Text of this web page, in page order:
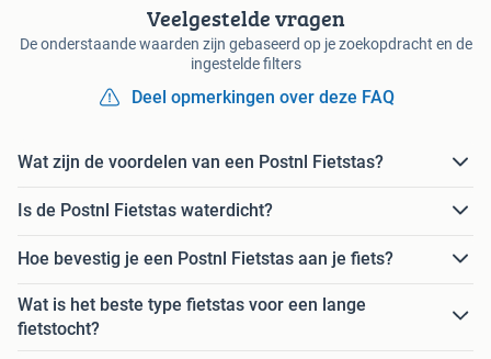
Veelgestelde vragen
De onderstaande waarden zijn gebaseerd op je zoekopdracht en de
ingestelde filters
Deel opmerkingen over deze FAQ
Wat zijn de voordelen van een Postnl Fietstas?
Is de Postnl Fietstas waterdicht?
Hoe bevestig je een Postnl Fietstas aan je fiets?
Wat is het beste type fietstas voor een lange
fietstocht?